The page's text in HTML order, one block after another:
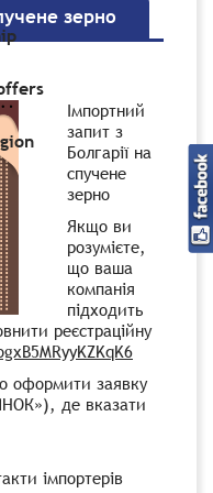
зерно
Імпортний
запит з
Болгарії на
спучене
зерно
Якщо ви
розумієте,
що ваша
компанія
підходить
реєстраційну
оформити заявку
де вказати
імпортерів